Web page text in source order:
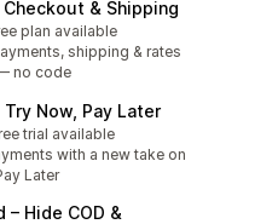
& Shipping
plan available
shipping & rates
no code
Try Now, Pay Later
trial available
with a new take on
Later
– Hide COD &